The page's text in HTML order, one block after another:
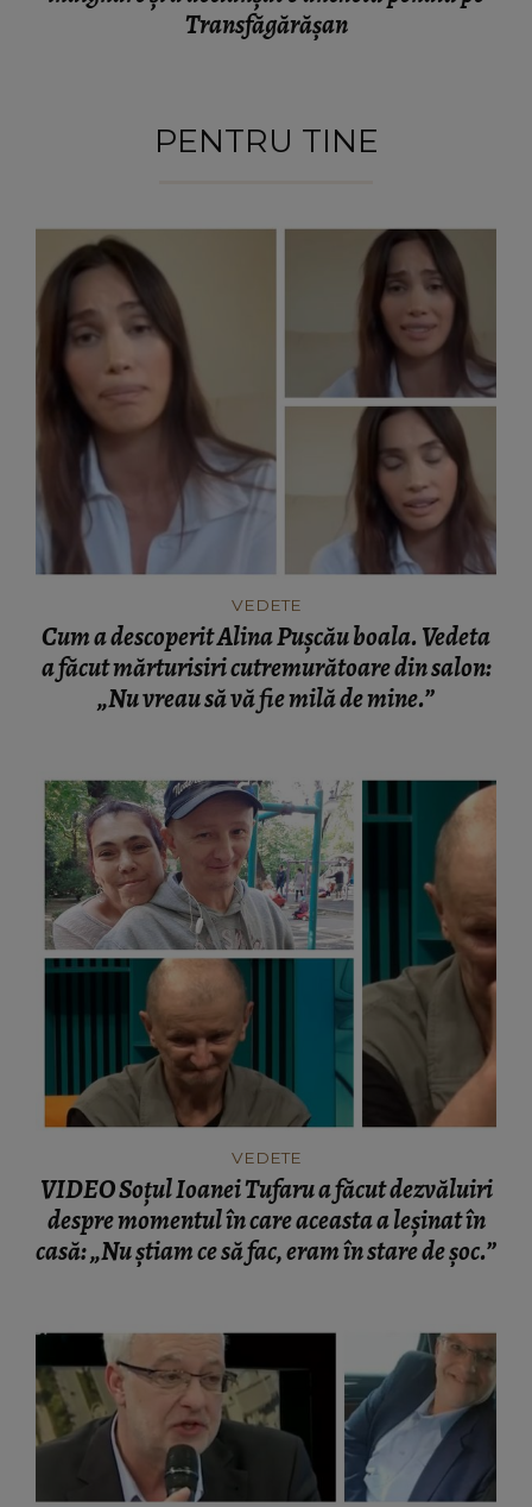
Transfăgărășan
PENTRU TINE
VEDETE
Cum a descoperit Alina Pușcău boala. Vedeta
a făcut mărturisiri cutremurătoare din salon:
„Nu vreau să vă fie milă de mine.”
VEDETE
VIDEO Soțul Ioanei Tufaru a făcut dezvăluiri
despre momentul în care aceasta a leșinat în
casă: „Nu știam ce să fac, eram în stare de șoc.”